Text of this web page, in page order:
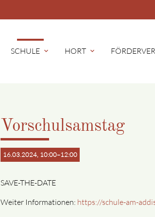
SCHULE expand_more HORT expand_more
Vorschulsamstag
16.03.2024, 10:00–12:00
SAVE-THE-DATE
Weiter Informationen: https://schule-am-